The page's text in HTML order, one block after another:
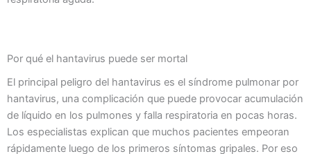
Por qué el hantavirus puede ser mortal
El principal peligro del hantavirus es el síndrome pulmonar por
hantavirus, una complicación que puede provocar acumulación
de líquido en los pulmones y falla respiratoria en pocas horas.
Los especialistas explican que muchos pacientes empeoran
rápidamente luego de los primeros síntomas gripales. Por eso